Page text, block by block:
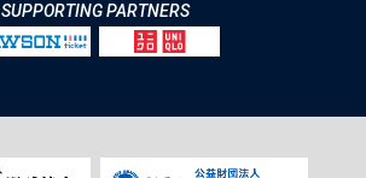
SUPPORTING PARTNERS